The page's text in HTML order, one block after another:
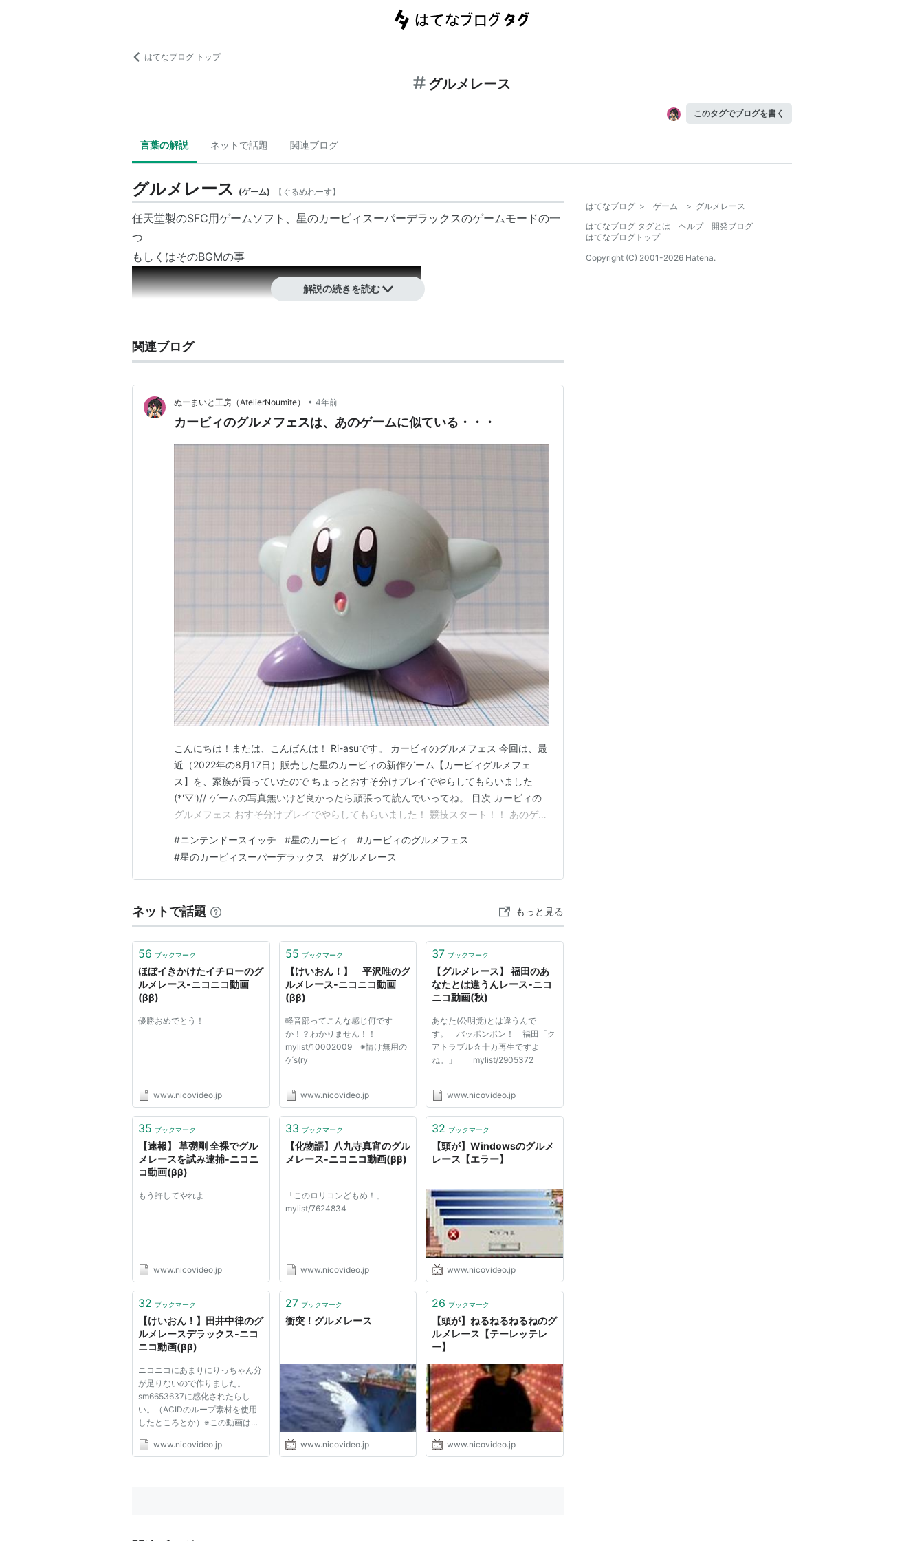
はてなブログ トップ
グルメレース
このタグでブログを書く
言葉の解説 ネットで話題 関連ブログ
グルメレース (ゲーム) 【 ぐるめれーす】
任天堂製のSFC用ゲームソフト、星のカービィスーパーデラックスのゲームモードの一
つ
もしくはそのBGMの事
解説の続きを読む
関連ブログ
ぬーまいと工房（AtelierNoumite） • 4年前
カービィのグルメフェスは、あのゲームに似ている・・・
こんにちは！または、こんばんは！ Ri-asuです。 カービィのグルメフェス 今回は、最
近（2022年の8月17日）販売した星のカービィの新作ゲーム【カービィグルメフェ
ス】を、家族が買っていたので ちょっとおすそ分けプレイでやらしてもらいました
(*'▽')// ゲームの写真無いけど良かったら頑張って読んでいってね。 目次 カービィの
グルメフェス おすそ分けプレイでやらしてもらいました！ 競技スタート！！ あのゲー
ている・・・ ちょっとゲームの写真無かったので、持っていたカービィのプラモデル
で・・・(;´Д｀) えっ…
#ニンテンドースイッチ #星のカービィ #カービィのグルメフェス
#星のカービィスーパーデラックス #グルメレース
ネットで話題 もっと見る
56 ブックマーク
ほぼイきかけたイチローのグ
ルメレース‐ニコニコ動画
(ββ)
優勝おめでとう！
www.nicovideo.jp
55 ブックマーク
【けいおん！】 平沢唯のグ
ルメレース‐ニコニコ動画
(ββ)
軽音部ってこんな感じ何です
か！？わかりません！！
mylist/10002009 ※情け無用の
ゲs(ry
www.nicovideo.jp
37 ブックマーク
【グルメレース】 福田のあ
なたとは違うんレース‐ニコ
ニコ動画(秋)
あなた(公明党)とは違うんで
す。 バッポンポン！ 福田「ク
アトラブル☆十万再生ですよ
ね。」 mylist/2905372
www.nicovideo.jp
35 ブックマーク
【速報】 草彅剛 全裸でグル
メレースを試み逮捕‐ニコニ
コ動画(ββ)
もう許してやれよ
www.nicovideo.jp
33 ブックマーク
【化物語】八九寺真宵のグル
メレース‐ニコニコ動画(ββ)
「このロリコンどもめ！」
mylist/7624834
www.nicovideo.jp
32 ブックマーク
【頭が】Windowsのグルメ
レース【エラー】
www.nicovideo.jp
32 ブックマーク
【けいおん！】田井中律のグ
ルメレースデラックス‐ニコ
ニコ動画(ββ)
ニコニコにあまりにりっちゃん分
が足りないので作りました。
sm6653637に感化されたらし
い。（ACIDのループ素材を使用
したところとか）※この動画はグ
ルメレース終了後、勝手に巻き戻
しされます。■過去のけいおん
www.nicovideo.jp
27 ブックマーク
衝突！グルメレース
www.nicovideo.jp
26 ブックマーク
【頭が】ねるねるねるねのグ
ルメレース【テーレッテレ
ー】
www.nicovideo.jp
はてなブログ > ゲーム > グルメレース
はてなブログ タグとは
ヘルプ
開発ブログ
はてなブログトップ
Copyright (C) 2001-2026 Hatena.